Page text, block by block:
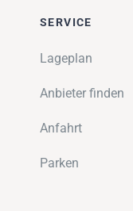
SERVICE
Lageplan
Anbieter finden
Anfahrt
Parken